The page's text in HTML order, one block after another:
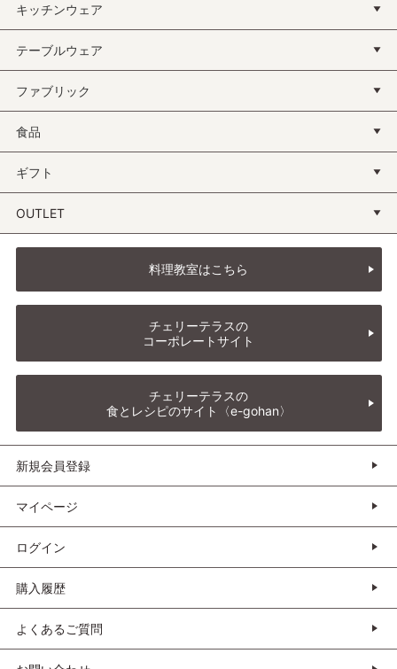
キッチンウェア
食品
ギフト
テーブルウェア
ファブリック
OUTLET
料理教室はこちら
チェリーテラスの
コーポレートサイト
チェリーテラスの
食とレシピのサイト〈e-gohan〉
新規会員登録
マイページ
ログイン
購入履歴
よくあるご質問